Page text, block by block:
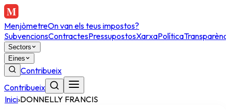
MenjòmetreOn van els teus impostos?
SubvencionsContractesPressupostosXarxaPolítica
Sectors
Eines
Contribueix
Contribueix
Inici›DONNELLY FRANCIS